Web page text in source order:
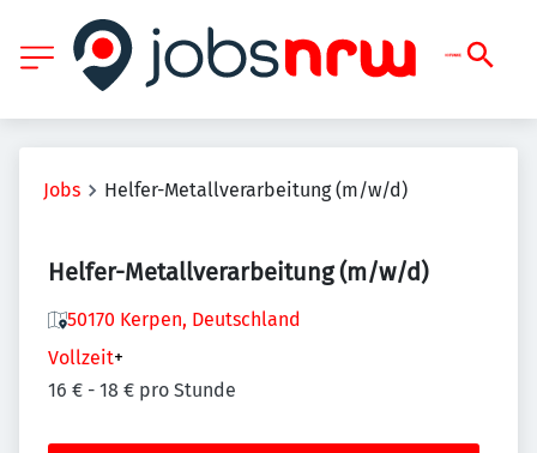
Jobs Helfer-Metallverarbeitung (m/w/d)
Helfer-Metallverarbeitung (m/w/d)
50170 Kerpen, Deutschland
Vollzeit+
16 € - 18 € pro Stunde